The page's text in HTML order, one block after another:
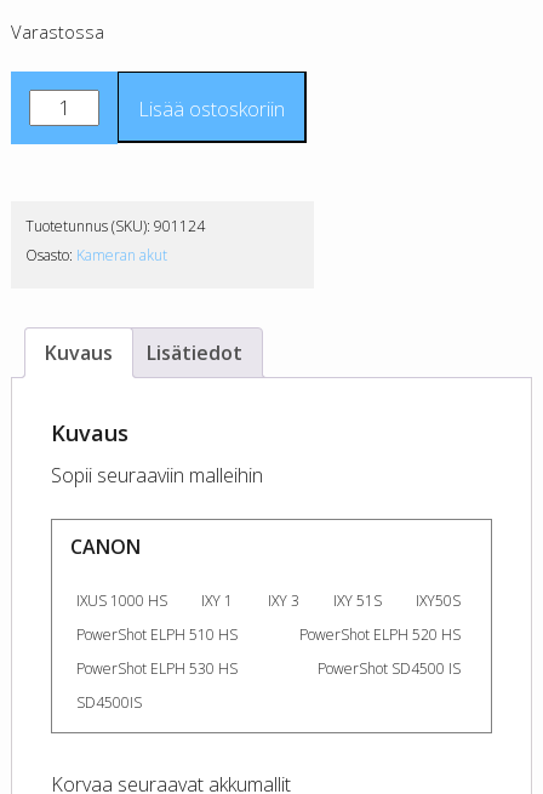
Varastossa
Canon
NB-
CS
määrä
Lisää ostoskoriin
Tuotetunnus (SKU): 901124
Osasto: Kameran akut
Kuvaus Lisätiedot
Kuvaus
Sopii seuraaviin malleihin
CANON
IXUS 1000 HS IXY 1 IXY 3 IXY 51S
IXY50S
PowerShot ELPH 510 HS
PowerShot ELPH 520 HS
PowerShot ELPH 530 HS
PowerShot SD4500 IS
SD4500IS
Korvaa seuraavat akkumallit